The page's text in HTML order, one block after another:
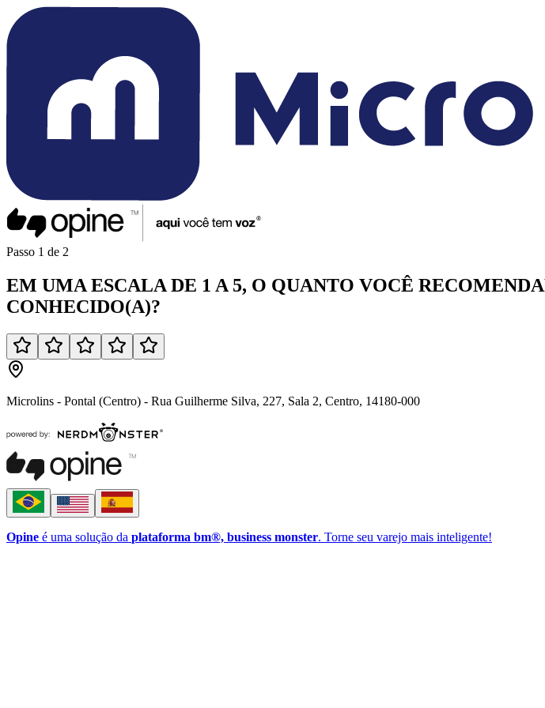
Passo 1 de 2
EM UMA ESCALA DE 1 A 5, O QUANTO VOCÊ
CONHECIDO(A)?
Microlins - Pontal (Centro) - Rua Guilherme Silva, 227, Sala 2, Centro, 14180-000
Opine é uma solução da plataforma bm®, business monster. Torne seu varejo mais inteligente!